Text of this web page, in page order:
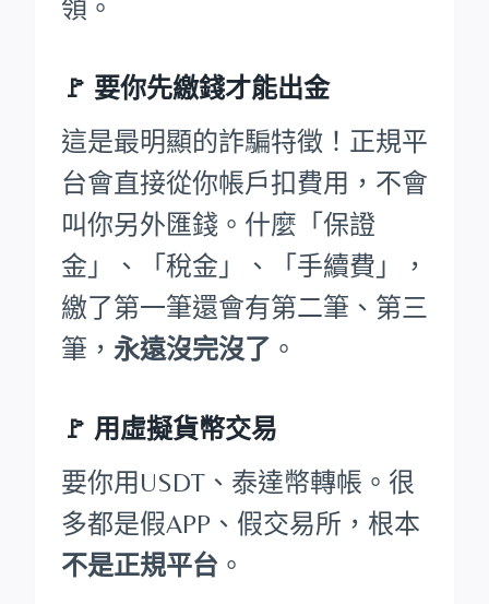
領。
🚩 要你先繳錢才能出金
這是最明顯的詐騙特徵！正規平
台會直接從你帳戶扣費用，不會
叫你另外匯錢。什麼「保證
金」、「稅金」、「手續費」，
繳了第一筆還會有第二筆、第三
筆， 永遠沒完沒了 。
🚩 用虛擬貨幣交易
要你用USDT、泰達幣轉帳。很
多都是假APP、假交易所，根本
不是正規平台 。